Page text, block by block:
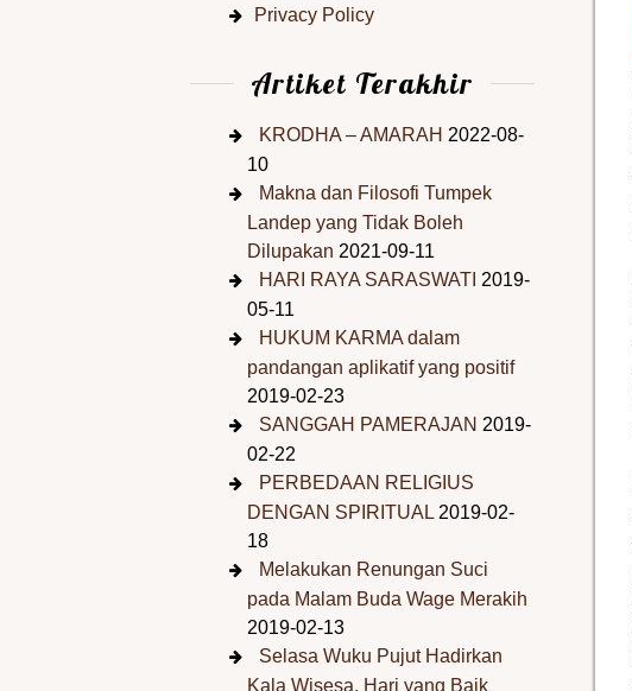
Privacy Policy
Artiket Terakhir
KRODHA – AMARAH 2022-08-
10
Makna dan Filosofi Tumpek
Landep yang Tidak Boleh
Dilupakan 2021-09-11
HARI RAYA SARASWATI 2019-
05-11
HUKUM KARMA dalam
pandangan aplikatif yang positif
2019-02-23
SANGGAH PAMERAJAN 2019-
02-22
PERBEDAAN RELIGIUS
DENGAN SPIRITUAL 2019-02-
18
Melakukan Renungan Suci
pada Malam Buda Wage Merakih
2019-02-13
Selasa Wuku Pujut Hadirkan
Kala Wisesa, Hari yang Baik